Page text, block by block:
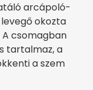
arcápoló-
okozta
A csomagban
tartalmaz, a
a szem